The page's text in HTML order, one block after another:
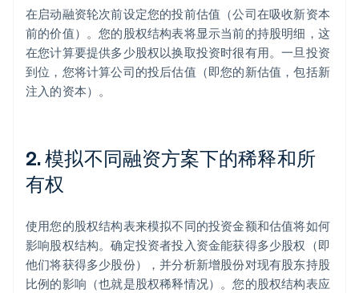
在启动融资轮次前设定您的投前估值（公司在吸收新资本
前的价值）。您的股权结构表将显示当前的持股明细，这
在您计算要提供多少股权以换取投资时很有用。一旦投资
到位，您将计算公司的投后估值（即您的新估值，包括新
注入的资本）。
2. 模拟不同融资方案下的稀释和所
有权
使用您的股权结构表来模拟不同的投资金额和估值将如何
影响股权结构。确定投资者投入资金能获得多少股权（即
他们将获得多少股份），并分析新增股份对现有股东持股
比例的影响（也就是股权稀释情况）。您的股权结构表应